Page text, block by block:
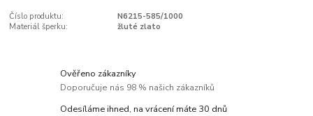
Číslo produktu:
N6215-585/1000
Materiál šperku:
žluté zlato
Ověřeno zákazníky
Doporučuje nás 98 % našich zákazníků
Odesíláme ihned, na vrácení máte 30 dnů